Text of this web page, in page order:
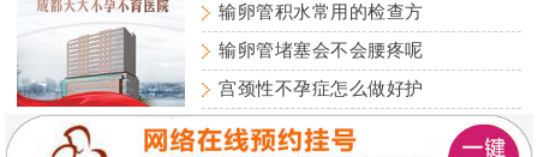
输卵管积水常用的检查方
输卵管堵塞会不会腰疼呢
宫颈性不孕症怎么做好护